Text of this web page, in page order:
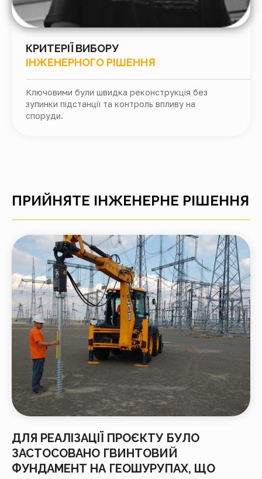
КРИТЕРІЇ ВИБОРУ
ІНЖЕНЕРНОГО РІШЕННЯ
Ключовими були швидка реконструкція без
зупинки підстанції та контроль впливу на
споруди.
ПРИЙНЯТЕ ІНЖЕНЕРНЕ РІШЕННЯ
ДЛЯ РЕАЛІЗАЦІЇ ПРОЄКТУ БУЛО
ЗАСТОСОВАНО ГВИНТОВИЙ
ФУНДАМЕНТ НА ГЕОШУРУПАХ, ЩО